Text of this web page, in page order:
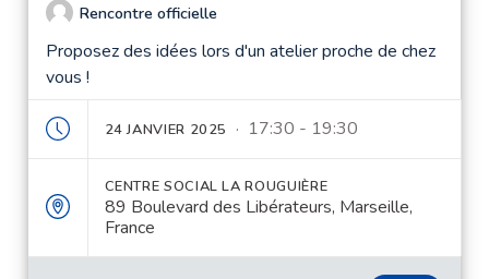
Rencontre officielle
Proposez des idées lors d'un atelier proche de chez
vous !
24 JANVIER 2025 · 17:30 - 19:30
CENTRE SOCIAL LA ROUGUIÈRE
89 Boulevard des Libérateurs, Marseille,
France